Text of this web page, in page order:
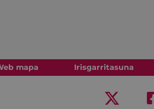
mapa Irisgarritasuna